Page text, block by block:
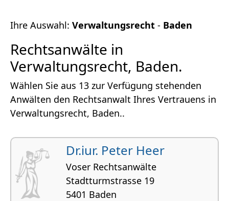
Ihre Auswahl: Verwaltungsrecht - Baden
Rechtsanwälte in
Verwaltungsrecht, Baden.
Wählen Sie aus 13 zur Verfügung stehenden
Anwälten den Rechtsanwalt Ihres Vertrauens in
Verwaltungsrecht, Baden..
Dr.iur. Peter Heer
Voser Rechtsanwälte
Stadtturmstrasse 19
5401 Baden